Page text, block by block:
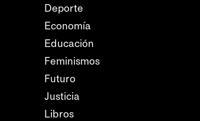
Deporte
Economía
Educación
Feminismos
Futuro
Justicia
Libros